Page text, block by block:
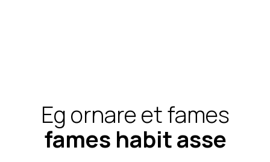
Eg ornare et fames
fames habit asse